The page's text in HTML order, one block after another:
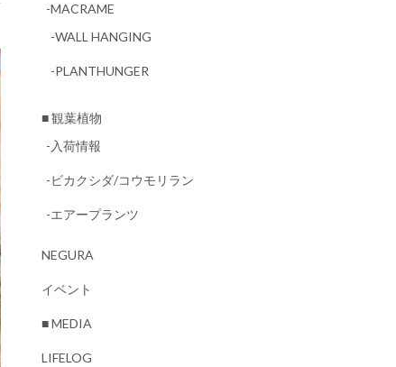
-MACRAME
-WALL HANGING
-PLANTHUNGER
■ 観葉植物
-入荷情報
-ビカクシダ/コウモリラン
-エアープランツ
NEGURA
イベント
■ MEDIA
LIFELOG